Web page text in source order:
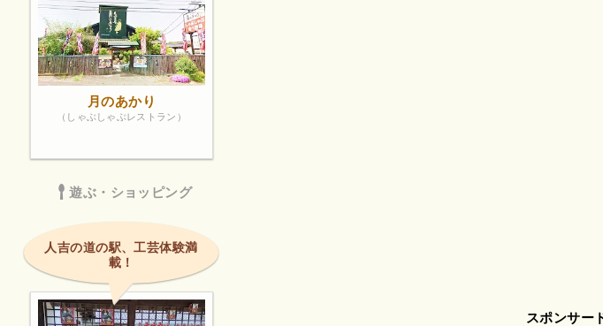
スポンサー
月のあかり
（しゃぶしゃぶレストラン）
遊ぶ・ショッピング
人吉の道の駅、工芸体験満
載！